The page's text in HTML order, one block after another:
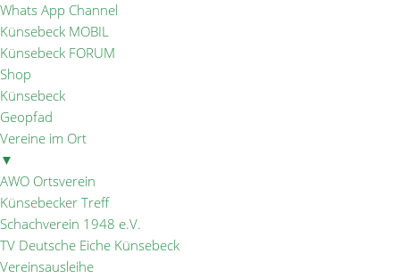
Whats App Channel
Künsebeck MOBIL
Künsebeck FORUM
Shop
Künsebeck
Geopfad
Vereine im Ort
▼
AWO Ortsverein
Künsebecker Treff
Schachverein 1948 e.V.
TV Deutsche Eiche Künsebeck
Vereinsausleihe